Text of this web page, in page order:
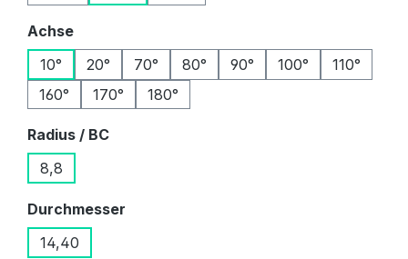
Achseauswählen
10°
20° 70° 80° 90° 100°
110°
160°
170° 180°
Radius / BCauswählen
8,8
Durchmesser
14,40